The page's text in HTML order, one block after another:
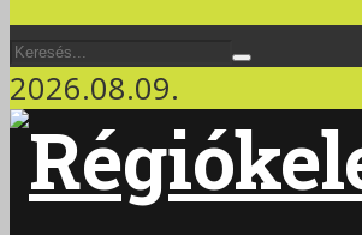
2026.08.09.